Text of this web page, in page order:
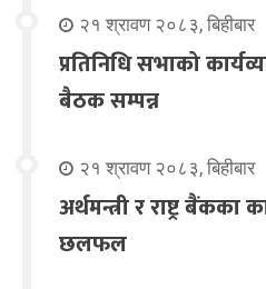
२१ श्रावण २०८३, बिहीबार
प्रतिनिधि सभाको
बैठक सम्पन्न
२१ श्रावण २०८३, बिहीबार
अर्थमन्त्री र राष्ट्र बैंकका
छलफल